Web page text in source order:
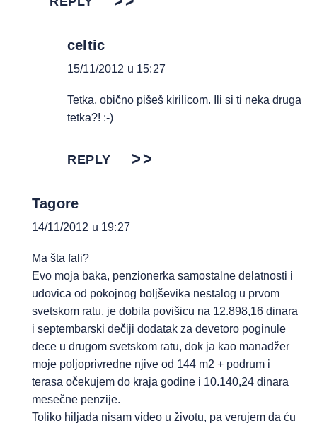
celtic
15/11/2012 u 15:27
Tetka, obično pišeš kirilicom. Ili si ti neka druga
tetka?! :-)
REPLY
Tagore
14/11/2012 u 19:27
Ma šta fali?
Evo moja baka, penzionerka samostalne delatnosti i
udovica od pokojnog boljševika nestalog u prvom
svetskom ratu, je dobila povišicu na 12.898,16 dinara
i septembarski dečiji dodatak za devetoro poginule
dece u drugom svetskom ratu, dok ja kao manadžer
moje poljoprivredne njive od 144 m2 + podrum i
terasa očekujem do kraja godine i 10.140,24 dinara
mesečne penzije.
Toliko hiljada nisam video u životu, pa verujem da ću